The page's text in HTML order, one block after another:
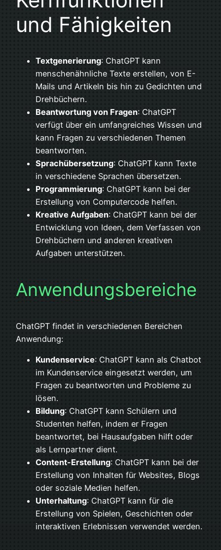
und Fähigkeiten
Textgenerierung: ChatGPT kann
menschenähnliche Texte erstellen, von E-
Mails und Artikeln bis hin zu Gedichten und
Drehbüchern.
Beantwortung von Fragen: ChatGPT
verfügt über ein umfangreiches Wissen und
kann Fragen zu verschiedenen Themen
beantworten.
Sprachübersetzung: ChatGPT kann Texte
in verschiedene Sprachen übersetzen.
Programmierung: ChatGPT kann bei der
Erstellung von Computercode helfen.
Kreative Aufgaben: ChatGPT kann bei der
Entwicklung von Ideen, dem Verfassen von
Drehbüchern und anderen kreativen
Aufgaben unterstützen.
Anwendungsbereiche
ChatGPT findet in verschiedenen Bereichen
Anwendung:
Kundenservice: ChatGPT kann als Chatbot
im Kundenservice eingesetzt werden, um
Fragen zu beantworten und Probleme zu
lösen.
Bildung: ChatGPT kann Schülern und
Studenten helfen, indem er Fragen
beantwortet, bei Hausaufgaben hilft oder
als Lernpartner dient.
Content-Erstellung: ChatGPT kann bei der
Erstellung von Inhalten für Websites, Blogs
oder soziale Medien helfen.
Unterhaltung: ChatGPT kann für die
Erstellung von Spielen, Geschichten oder
interaktiven Erlebnissen verwendet werden.